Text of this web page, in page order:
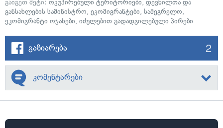
გაიგეთ მეტი: ოკუპირებული ტერიტორიები, დევნილთა და
განსახლების სამინისტრო, ეკომიგრანტები, სამეგრელო,
ეკომიგრანტი ოჯახები, იძულებით გადადგილებული პირები
გაზიარება 2
კომენტარები